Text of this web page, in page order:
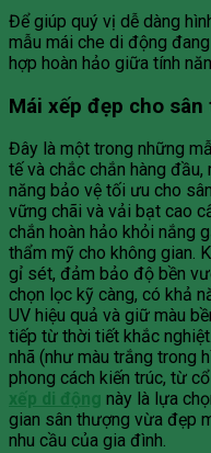
Để giúp quý vị dễ dàng
mẫu mái che di động
hợp hoàn hảo giữa tính
Mái xếp đẹp cho sân
Đây là một trong những
tế và chắc chắn hàng
năng bảo vệ tối ưu cho
vững chãi và vải bạt cao
chắn hoàn hảo khỏi nắng
thẩm mỹ cho không gian.
gỉ sét, đảm bảo độ bền
chọn lọc kỹ càng, có khả
UV hiệu quả và giữ màu
tiếp từ thời tiết khắc
nhã (như màu trắng trong
phong cách kiến trúc, từ
xếp di động này là lựa
gian sân thượng vừa đẹp
nhu cầu của gia đình.